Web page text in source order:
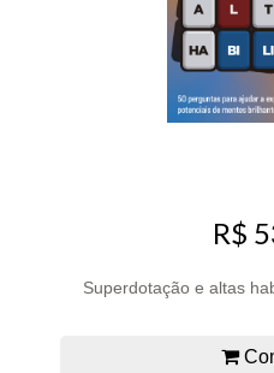
R$
Superdotação e altas